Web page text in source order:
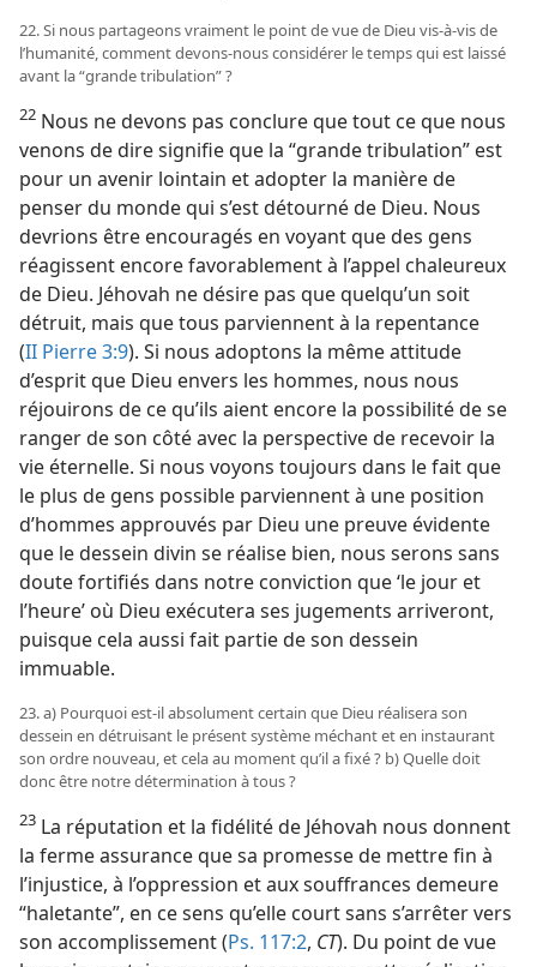
22. Si nous partageons vraiment le point de vue de Dieu vis-à-vis de
l’humanité, comment devons-​nous considérer le temps qui est laissé
avant la “grande tribulation” ?
22 Nous ne devons pas conclure que tout ce que nous
venons de dire signifie que la “grande tribulation” est
pour un avenir lointain et adopter la manière de
penser du monde qui s’est détourné de Dieu. Nous
devrions être encouragés en voyant que des gens
réagissent encore favorablement à l’appel chaleureux
de Dieu. Jéhovah ne désire pas que quelqu’un soit
détruit, mais que tous parviennent à la repentance
(II Pierre 3:9). Si nous adoptons la même attitude
d’esprit que Dieu envers les hommes, nous nous
réjouirons de ce qu’ils aient encore la possibilité de se
ranger de son côté avec la perspective de recevoir la
vie éternelle. Si nous voyons toujours dans le fait que
le plus de gens possible parviennent à une position
d’hommes approuvés par Dieu une preuve évidente
que le dessein divin se réalise bien, nous serons sans
doute fortifiés dans notre conviction que ‘le jour et
l’heure’ où Dieu exécutera ses jugements arriveront,
puisque cela aussi fait partie de son dessein
immuable.
23. a) Pourquoi est-​il absolument certain que Dieu réalisera son
dessein en détruisant le présent système méchant et en instaurant
son ordre nouveau, et cela au moment qu’il a fixé ? b) Quelle doit
donc être notre détermination à tous ?
23 La réputation et la fidélité de Jéhovah nous donnent
la ferme assurance que sa promesse de mettre fin à
l’injustice, à l’oppression et aux souffrances demeure
“haletante”, en ce sens qu’elle court sans s’arrêter vers
son accomplissement (Ps. 117:2, CT). Du point de vue